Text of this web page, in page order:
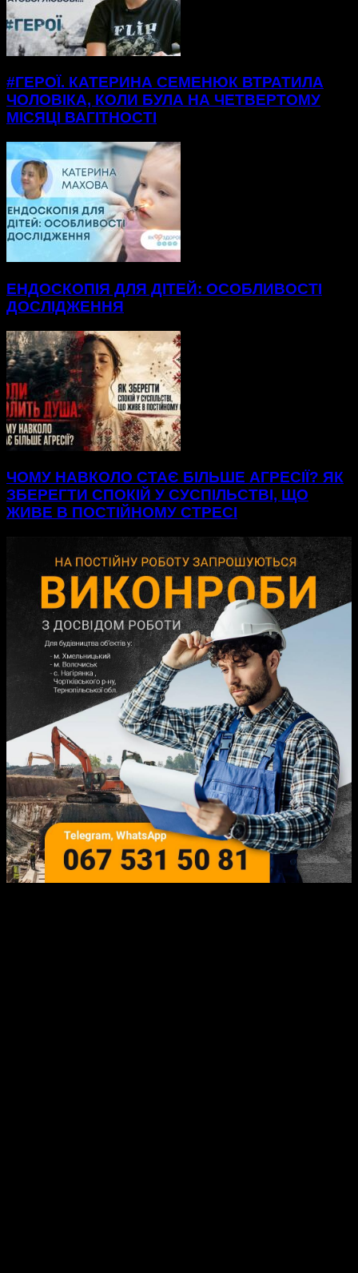
#ГЕРОЇ. КАТЕРИНА СЕМЕНЮК ВТРАТИЛА
ЧОЛОВІКА, КОЛИ БУЛА НА ЧЕТВЕРТОМУ
МІСЯЦІ ВАГІТНОСТІ
ЕНДОСКОПІЯ ДЛЯ ДІТЕЙ: ОСОБЛИВОСТІ
ДОСЛІДЖЕННЯ
ЧОМУ НАВКОЛО СТАЄ БІЛЬШЕ АГРЕСІЇ? ЯК
ЗБЕРЕГТИ СПОКІЙ У СУСПІЛЬСТВІ, ЩО
ЖИВЕ В ПОСТІЙНОМУ СТРЕСІ